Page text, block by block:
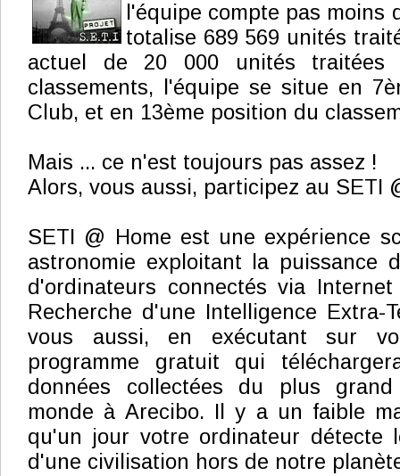
l'équipe compte pas moins
totalise 689 569 unités
actuel de 20 000 unités traitées
classements, l'équipe se situe en
Club, et en 13ème position du
Mais ... ce n'est toujours pas assez !
Alors, vous aussi, participez au SETI
SETI @ Home est une expérience
astronomie exploitant la puissance
d'ordinateurs connectés via
Recherche d'une Intelligence Extra-
vous aussi, en exécutant sur
programme gratuit qui
données collectées du plus grand
monde à Arecibo. Il y a un faible
qu'un jour votre ordinateur détecte
d'une civilisation hors de notre